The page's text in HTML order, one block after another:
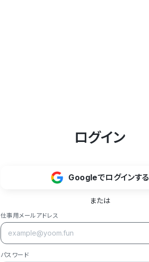
ログイン
Googleでログインする
または
仕事用メールアドレス
パスワード